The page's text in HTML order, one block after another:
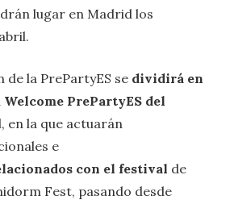
lugar en Madrid los
de la PrePartyES se dividirá en
Welcome PrePartyES del
en la que actuarán
e
con el festival de
Fest, pasando desde